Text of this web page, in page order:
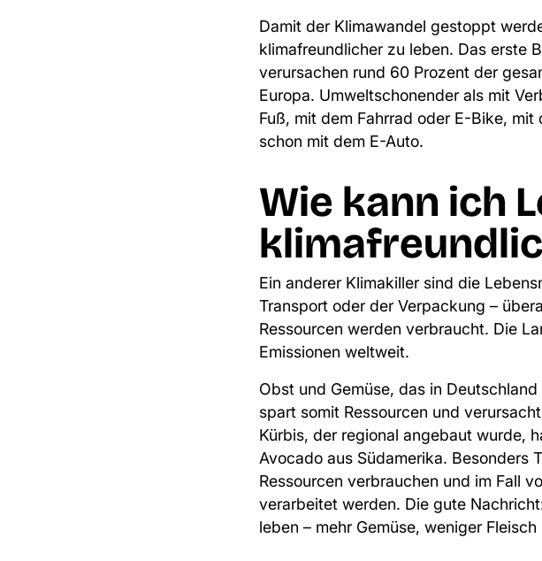
Damit der Klimawandel gestoppt
klimafreundlicher zu leben. Das erste
verursachen rund 60 Prozent der
Europa. Umweltschonender als mit
Fuß, mit dem Fahrrad oder E-Bike,
schon mit dem E-Auto.
Wie kann ich
Ein anderer Klimakiller sind die
Transport oder der Verpackung –
Ressourcen werden verbraucht. Die
Emissionen weltweit.
Obst und Gemüse, das in
spart somit Ressourcen und
Kürbis, der regional angebaut wurde,
Avocado aus Südamerika. Besonders
Ressourcen verbrauchen und im Fall
verarbeitet werden. Die gute
leben – mehr Gemüse, weniger